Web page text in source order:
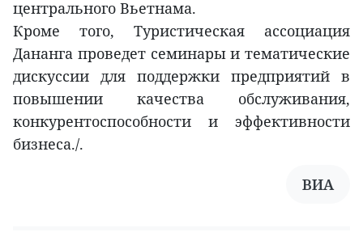
центрального Вьетнама.
Кроме того, Туристическая ассоциация
Дананга проведет семинары и тематические
дискуссии для поддержки предприятий в
повышении качества обслуживания,
конкурентоспособности и эффективности
бизнеса./.
ВИА